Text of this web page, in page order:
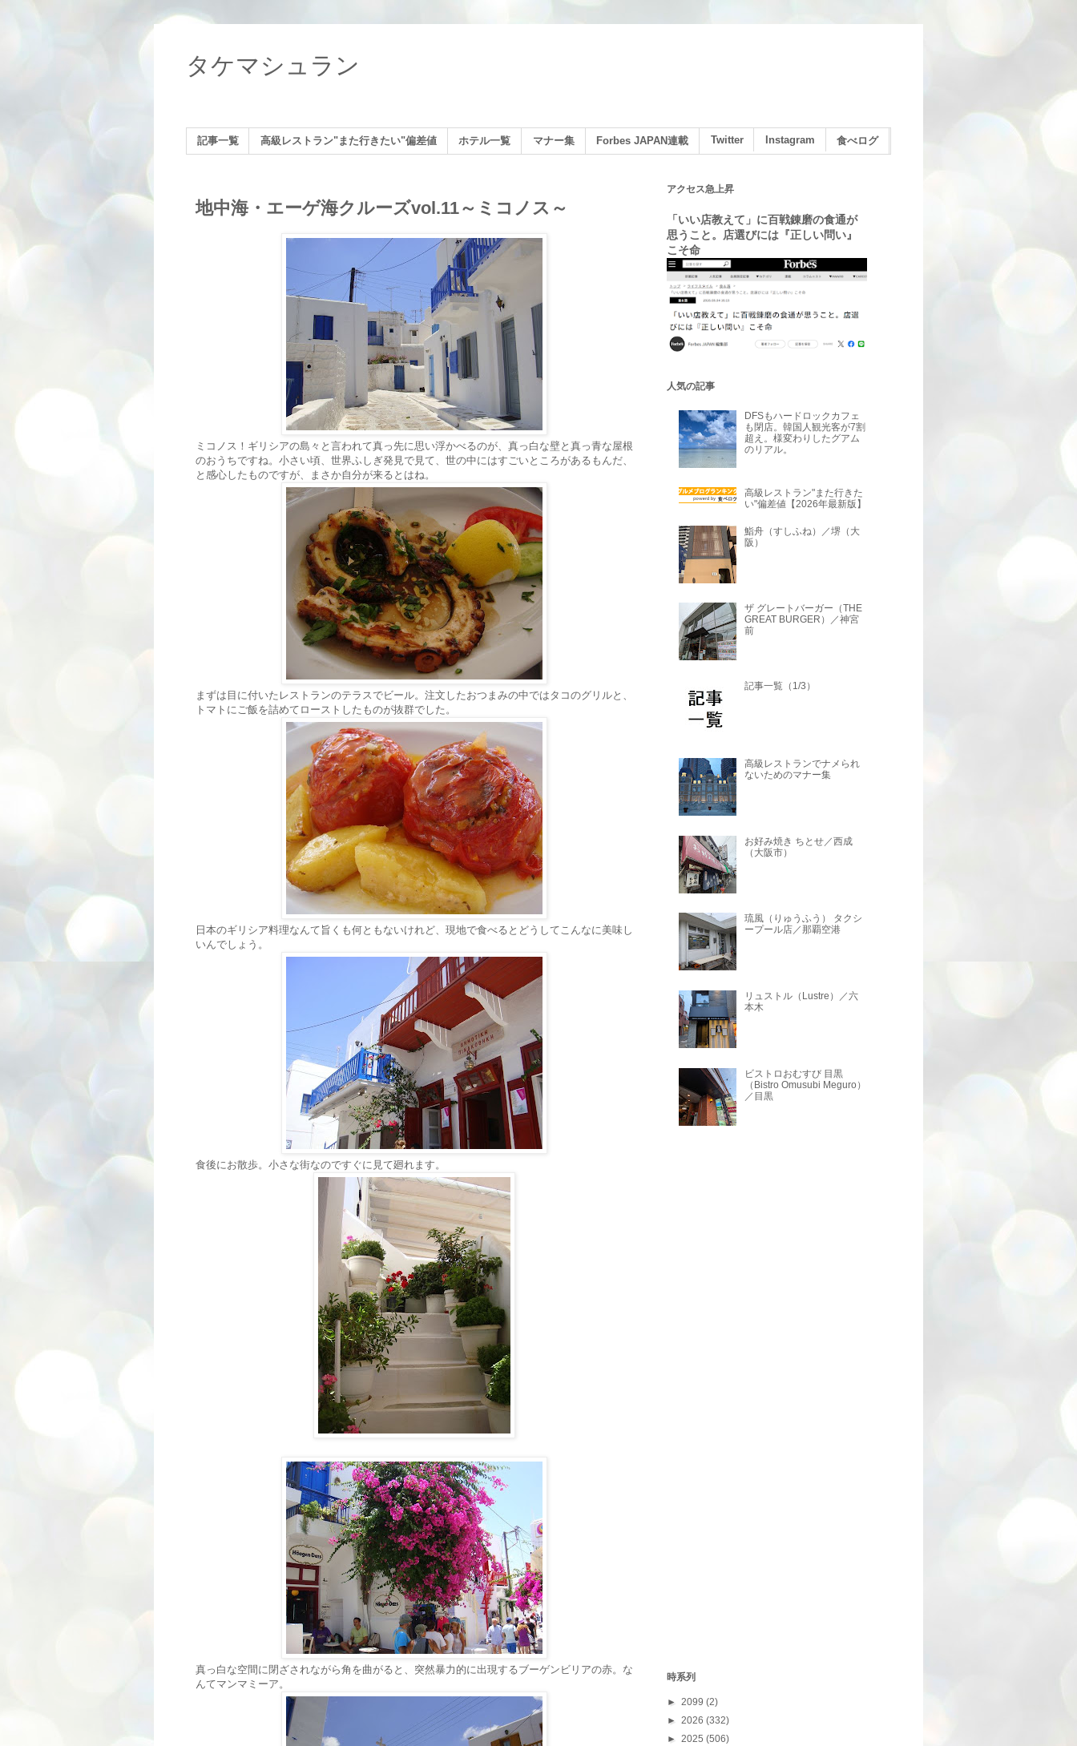
タケマシュラン
記事一覧 高級レストラン"また行きたい"偏差値 ホテル一覧 マナー集 Forbes JAPAN連載 Twitter Instagram 食べログ
地中海・エーゲ海クルーズvol.11～ミコノス～
ミコノス！ギリシアの島々と言われて真っ先に思い浮かべるのが、真っ白な壁と真っ青な屋根
のおうちですね。小さい頃、世界ふしぎ発見で見て、世の中にはすごいところがあるもんだ、
と感心したものですが、まさか自分が来るとはね。
まずは目に付いたレストランのテラスでビール。注文したおつまみの中ではタコのグリルと、
トマトにご飯を詰めてローストしたものが抜群でした。
日本のギリシア料理なんて旨くも何ともないけれど、現地で食べるとどうしてこんなに美味し
いんでしょう。
食後にお散歩。小さな街なのですぐに見て廻れます。
真っ白な空間に閉ざされながら角を曲がると、突然暴力的に出現するブーゲンビリアの赤。な
んてマンマミーア。
アクセス急上昇
「いい店教えて」に百戦錬磨の食通が
思うこと。店選びには『正しい問い』
こそ命
人気の記事
DFSもハードロックカフェ
も閉店。韓国人観光客が7割
超え。様変わりしたグアム
のリアル。
高級レストラン"また行きた
い"偏差値【2026年最新版】
鮨舟（すしふね）／堺（大
阪）
ザ グレートバーガー（THE
GREAT BURGER）／神宮
前
記事一覧（1/3）
高級レストランでナメられ
ないためのマナー集
お好み焼き ちとせ／西成
（大阪市）
琉風（りゅうふう） タクシ
ープール店／那覇空港
リュストル（Lustre）／六
本木
ビストロおむすび 目黒
（Bistro Omusubi Meguro）
／目黒
時系列
► 2099 (2)
► 2026 (332)
► 2025 (506)